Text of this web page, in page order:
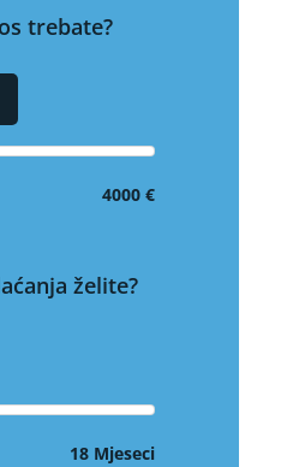
trebate?
4000 €
želite?
18 Mjeseci